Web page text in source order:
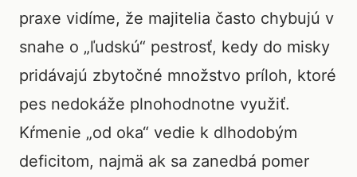
praxe vidíme, že majitelia často chybujú v
snahe o „ľudskú“ pestrosť, kedy do misky
pridávajú zbytočné množstvo príloh, ktoré
pes nedokáže plnohodnotne využiť.
Kŕmenie „od oka“ vedie k dlhodobým
deficitom, najmä ak sa zanedbá pomer